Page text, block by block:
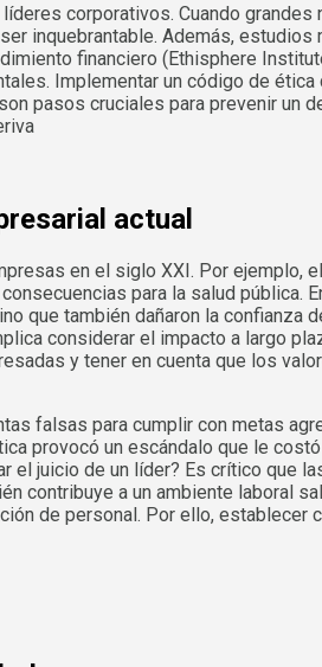
corporativos. Cuando grandes
inquebrantable. Además, estudios
financiero (Ethisphere
Implementar un código de ética
pasos cruciales para prevenir un
actual
en el siglo XXI. Por ejemplo,
para la salud pública.
que también dañaron la confianza
considerar el impacto a largo
y tener en cuenta que los
falsas para cumplir con metas
provocó un escándalo que le
el juicio de un líder? Es crítico que
contribuye a un ambiente laboral
de personal. Por ello, establecer